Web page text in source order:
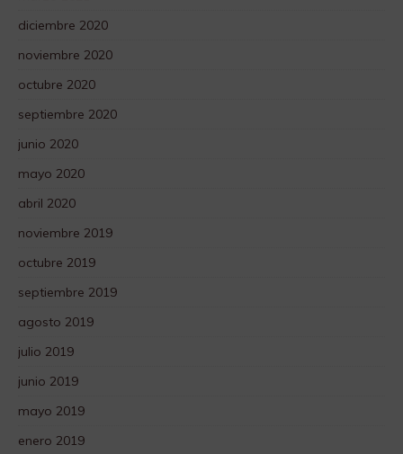
diciembre 2020
noviembre 2020
octubre 2020
septiembre 2020
junio 2020
mayo 2020
abril 2020
noviembre 2019
octubre 2019
septiembre 2019
agosto 2019
julio 2019
junio 2019
mayo 2019
enero 2019